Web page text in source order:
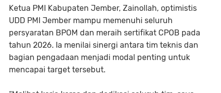
Ketua PMI Kabupaten Jember, Zainollah, optimistis
UDD PMI Jember mampu memenuhi seluruh
persyaratan BPOM dan meraih sertifikat CPOB pada
tahun 2026. Ia menilai sinergi antara tim teknis dan
bagian pengadaan menjadi modal penting untuk
mencapai target tersebut.